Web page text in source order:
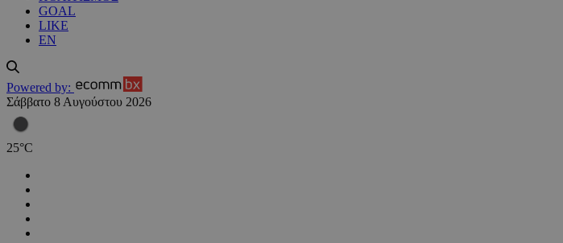
GOAL
LIKE
EN
Powered by:
Σάββατο 8 Αυγούστου 2026
25°C